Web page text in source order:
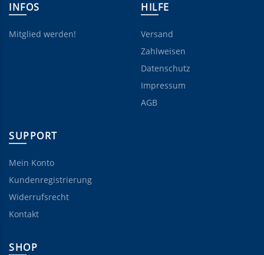
INFOS
Mitglied werden!
HILFE
Versand
Zahlweisen
Datenschutz
Impressum
AGB
SUPPORT
Mein Konto
Kundenregistrierung
Widerrufsrecht
Kontakt
SHOP